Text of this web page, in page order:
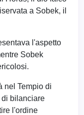
a Sobek, il
l'aspetto
Sobek
nel Tempio di
di bilanciare
l'ordine